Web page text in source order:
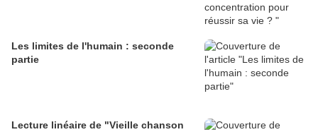
Les limites de l'humain : seconde
partie
Lecture linéaire de "Vieille chanson